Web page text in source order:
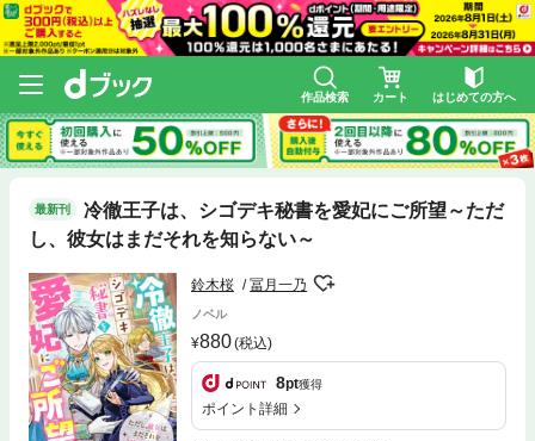
作品検索 カート はじめての方へ
最新刊
冷徹王子は、シゴデキ秘書を愛妃にご所望～ただ
し、彼女はまだそれを知らない～
鈴木桜 冨月一乃
ノベル
880(税込)
8pt獲得
ポイント詳細